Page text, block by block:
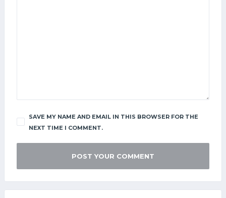
SAVE MY NAME AND EMAIL IN THIS BROWSER FOR THE
NEXT TIME I COMMENT.